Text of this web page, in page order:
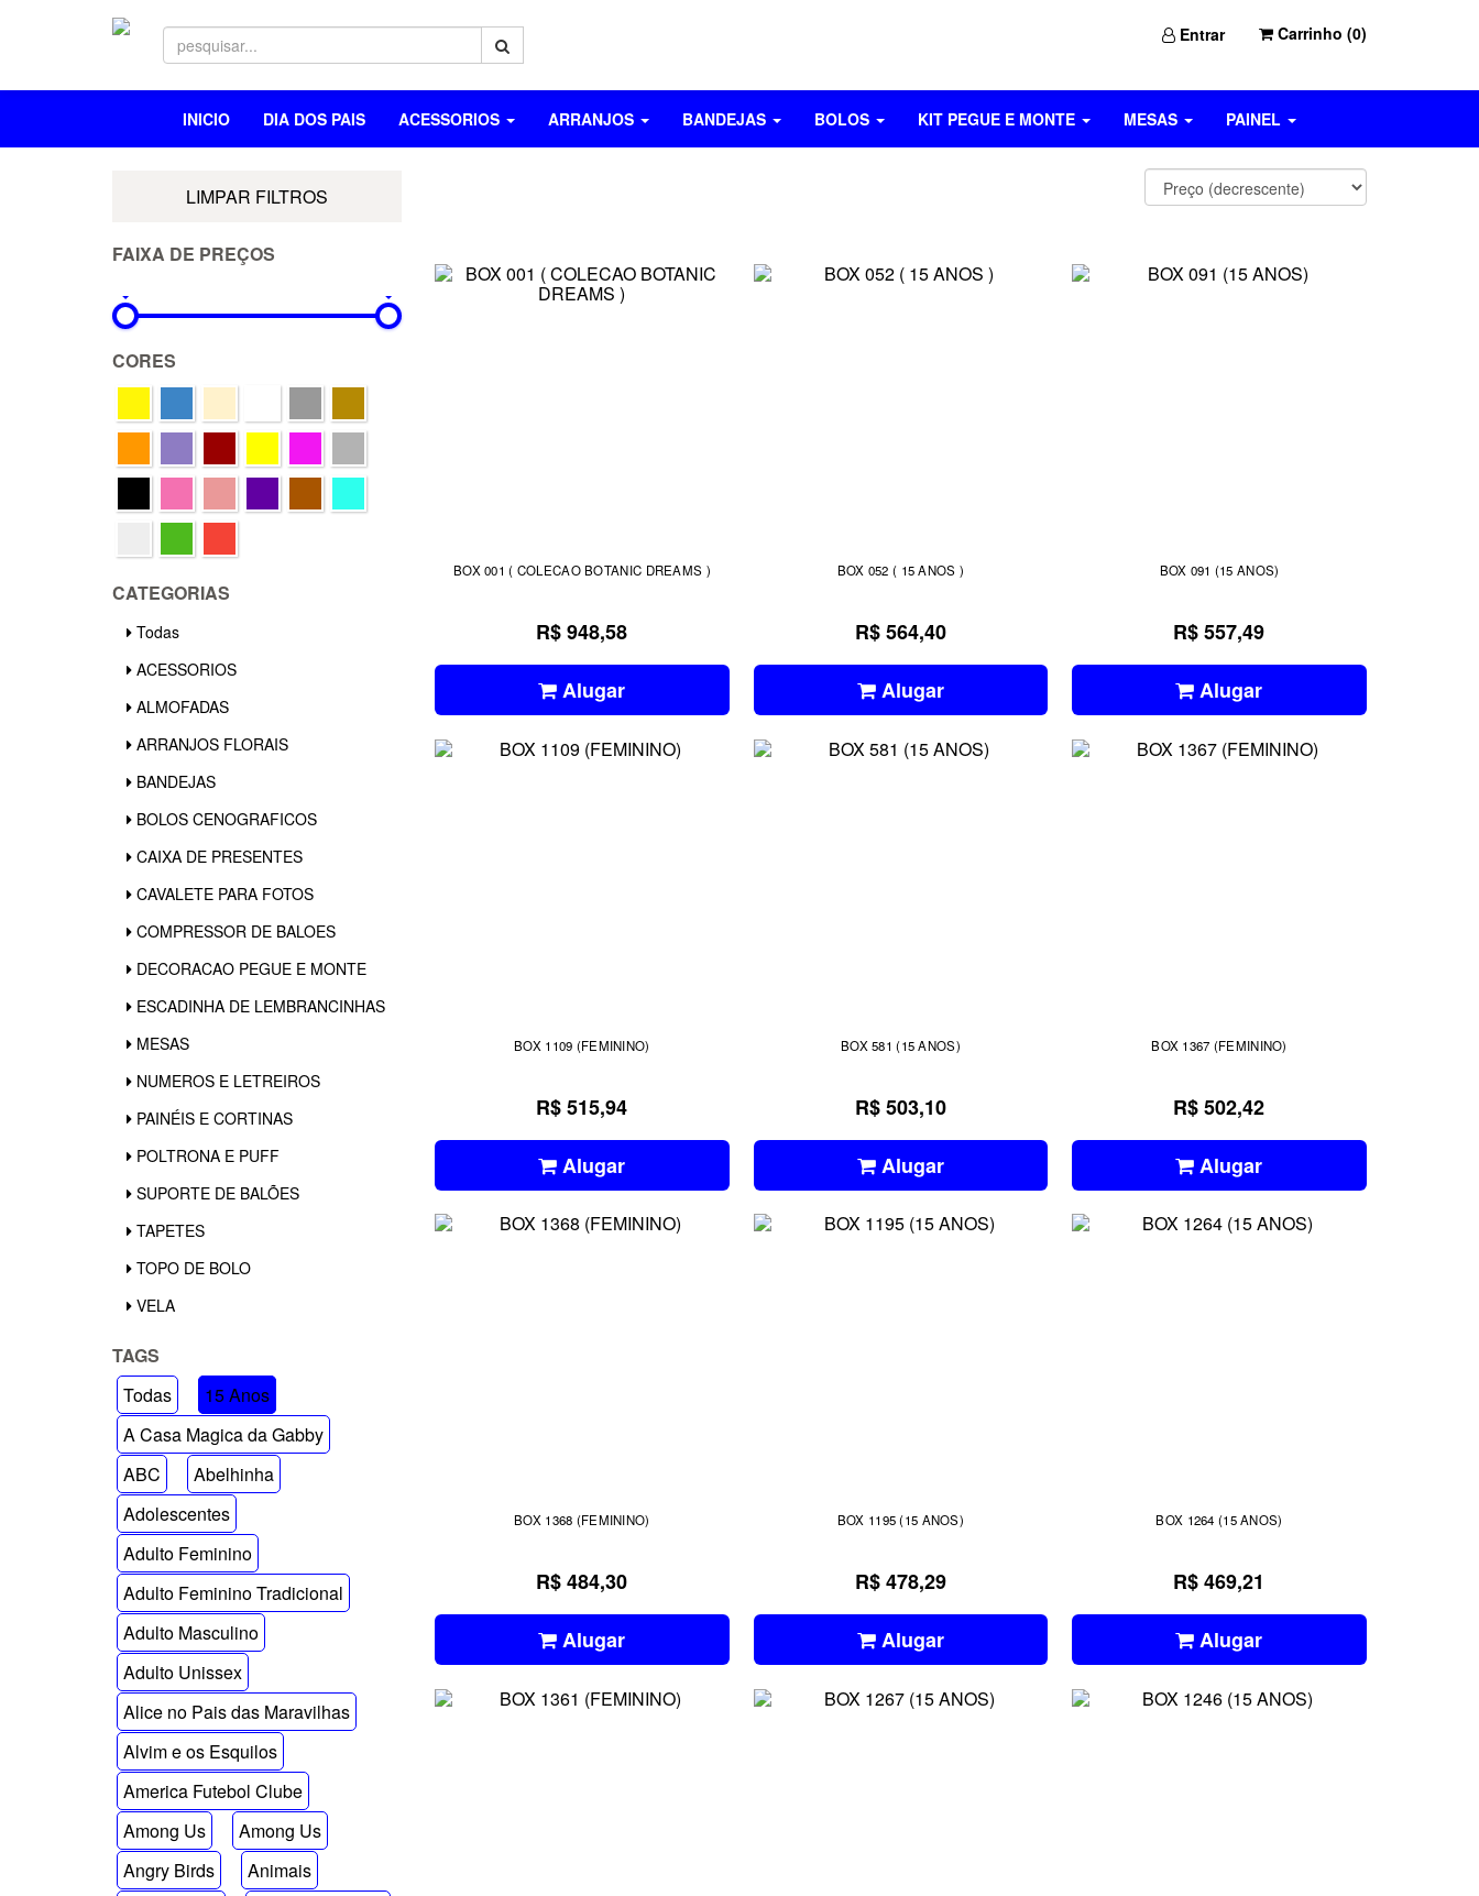
Entrar Carrinho (0)
INICIO DIA DOS PAIS ACESSORIOS ARRANJOS BANDEJAS BOLOS KIT PEGUE E MONTE MESAS PAINEL
LIMPAR FILTROS
FAIXA DE PREÇOS
CORES
CATEGORIAS
Todas
ACESSORIOS
ALMOFADAS
ARRANJOS FLORAIS
BANDEJAS
BOLOS CENOGRAFICOS
CAIXA DE PRESENTES
CAVALETE PARA FOTOS
COMPRESSOR DE BALOES
DECORACAO PEGUE E MONTE
ESCADINHA DE LEMBRANCINHAS
MESAS
NUMEROS E LETREIROS
PAINÉIS E CORTINAS
POLTRONA E PUFF
SUPORTE DE BALÕES
TAPETES
TOPO DE BOLO
VELA
TAGS
Todas
15 Anos
A Casa Magica da Gabby
ABC
Abelhinha
Adolescentes
Adulto Feminino
Adulto Feminino Tradicional
Adulto Masculino
Adulto Unissex
Alice no Pais das Maravilhas
Alvim e os Esquilos
America Futebol Clube
Among Us
Among Us
Angry Birds
Animais
BOX 001 ( COLECAO BOTANIC DREAMS )
R$ 948,58
Alugar
BOX 052 ( 15 ANOS )
R$ 564,40
Alugar
BOX 091 (15 ANOS)
R$ 557,49
Alugar
BOX 1109 (FEMININO)
R$ 515,94
Alugar
BOX 581 (15 ANOS)
R$ 503,10
Alugar
BOX 1367 (FEMININO)
R$ 502,42
Alugar
BOX 1368 (FEMININO)
R$ 484,30
Alugar
BOX 1195 (15 ANOS)
R$ 478,29
Alugar
BOX 1264 (15 ANOS)
R$ 469,21
Alugar